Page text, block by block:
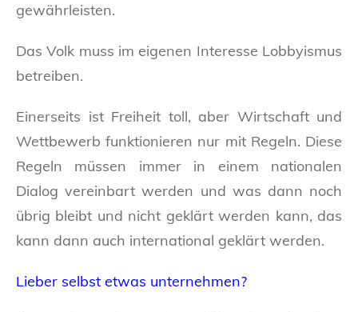
gewährleisten.
Das Volk muss im eigenen Interesse Lobbyismus
betreiben.
Einerseits ist Freiheit toll, aber Wirtschaft und
Wettbewerb funktionieren nur mit Regeln. Diese
Regeln müssen immer in einem nationalen
Dialog vereinbart werden und was dann noch
übrig bleibt und nicht geklärt werden kann, das
kann dann auch international geklärt werden.
Lieber selbst etwas unternehmen?